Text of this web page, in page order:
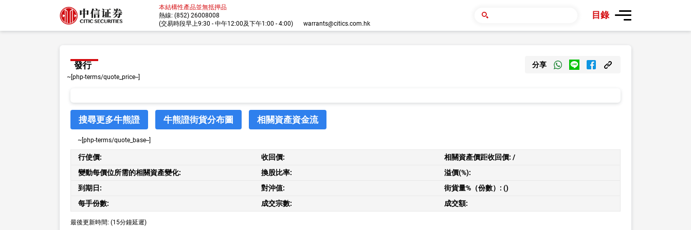
本結構性產品並無抵押品
熱線: (852) 26008008
(交易時段早上9:30 - 中午12:00及下午1:00 - 4:00)
warrants@citics.com.hk
目錄
發行 分享
~[php-terms/quote_price--]
搜尋更多牛熊證 牛熊證街貨分布圖 相關資產資金流
~[php-terms/quote_base--]
行使價: 收回價: 相關資產價距收回價: /
變動每價位所需的相關資產變化:
換股比率:
溢價(%):
到期日:
對沖值: 街貨量%（份數）: ()
每手份數:
成交宗數: 成交額:
最後更新時間: (15分鐘延遲)